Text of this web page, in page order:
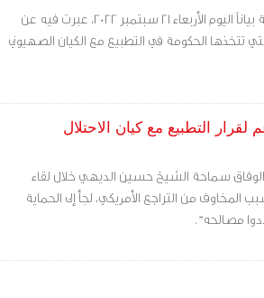
مرآة البحرين: أصدرت سبع جمعيات سياسية بياناً اليوم الأربعاء 21 سبتمبر 2022، عبرت فيه عن
تتخذها الحكومة في التطبيع مع الكيان الصهيوني
التطبيع مع كيان الاحتلال
الوفاق سماحة الشيخ حسين الديهي خلال لقاء
من التراجع الأمريكي، لجأ إلى الحماية
مصالحه".